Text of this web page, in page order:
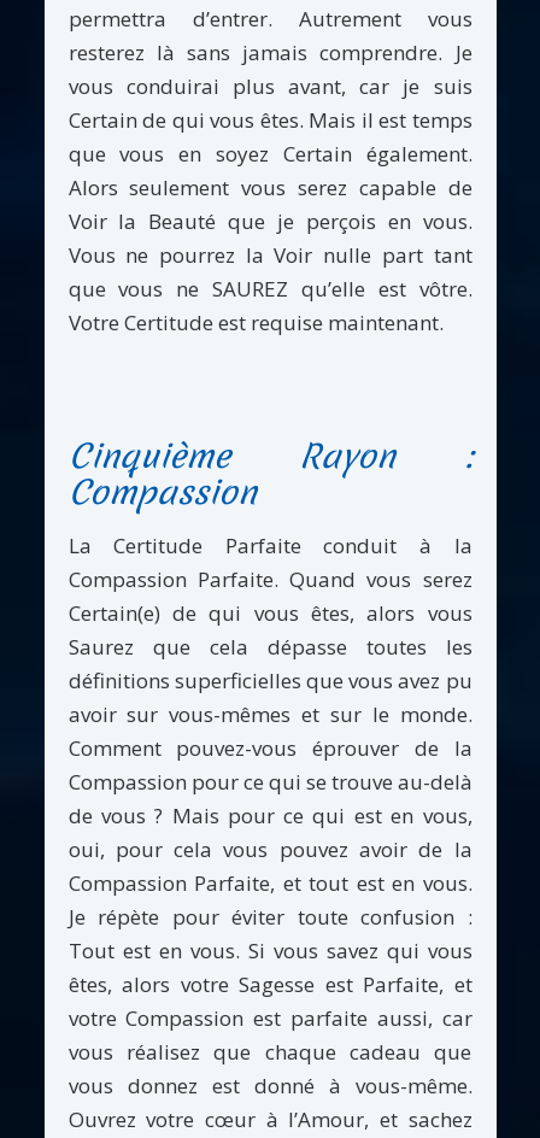
permettra d’entrer. Autrement vous
resterez là sans jamais comprendre. Je
vous conduirai plus avant, car je suis
Certain de qui vous êtes. Mais il est temps
que vous en soyez Certain également.
Alors seulement vous serez capable de
Voir la Beauté que je perçois en vous.
Vous ne pourrez la Voir nulle part tant
que vous ne SAUREZ qu’elle est vôtre.
Votre Certitude est requise maintenant.
Cinquième Rayon :
Compassion
La Certitude Parfaite conduit à la
Compassion Parfaite. Quand vous serez
Certain(e) de qui vous êtes, alors vous
Saurez que cela dépasse toutes les
définitions superficielles que vous avez pu
avoir sur vous-mêmes et sur le monde.
Comment pouvez-vous éprouver de la
Compassion pour ce qui se trouve au-delà
de vous ? Mais pour ce qui est en vous,
oui, pour cela vous pouvez avoir de la
Compassion Parfaite, et tout est en vous.
Je répète pour éviter toute confusion :
Tout est en vous. Si vous savez qui vous
êtes, alors votre Sagesse est Parfaite, et
votre Compassion est parfaite aussi, car
vous réalisez que chaque cadeau que
vous donnez est donné à vous-même.
Ouvrez votre cœur à l’Amour, et sachez